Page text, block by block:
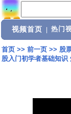
视频首页 热门
首页>> 前一页>> 股
股入门初学者基础知识